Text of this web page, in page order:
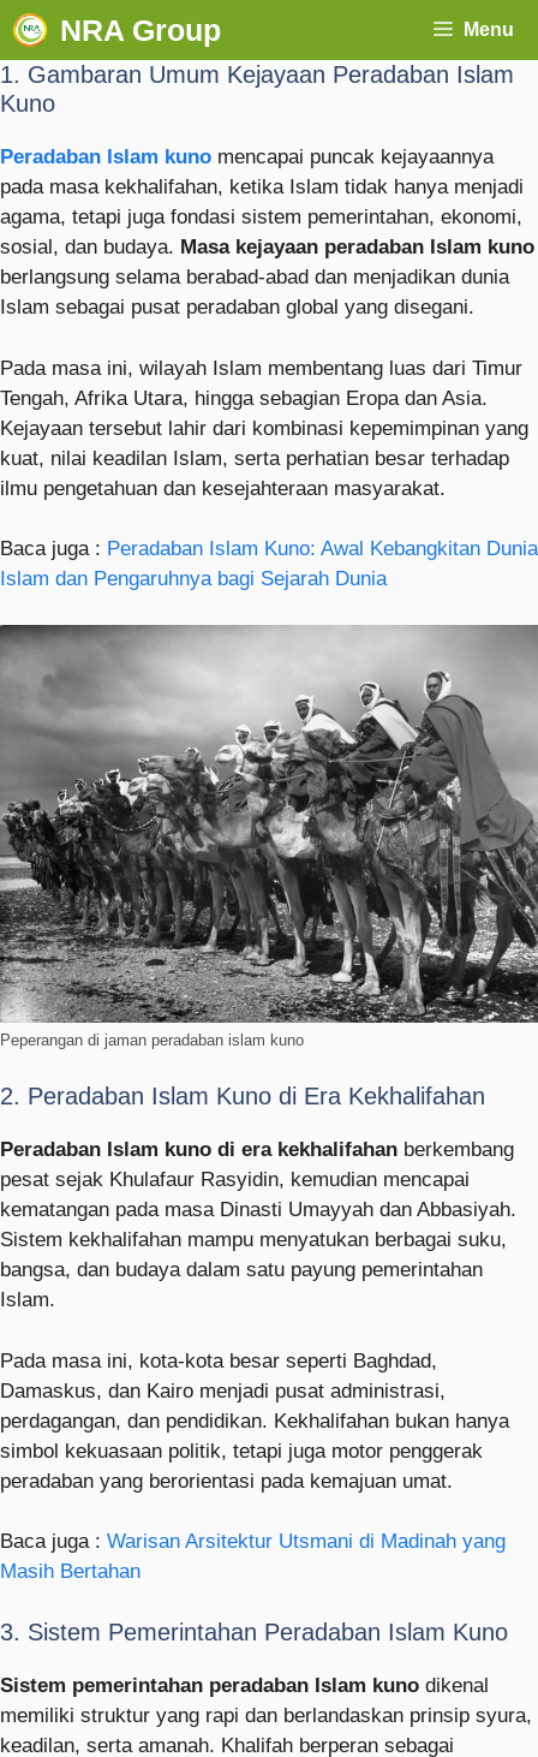
NRA Group Menu
1. Gambaran Umum Kejayaan Peradaban Islam
Kuno
Peradaban Islam kuno mencapai puncak kejayaannya
pada masa kekhalifahan, ketika Islam tidak hanya menjadi
agama, tetapi juga fondasi sistem pemerintahan, ekonomi,
sosial, dan budaya. Masa kejayaan peradaban Islam kuno
berlangsung selama berabad-abad dan menjadikan dunia
Islam sebagai pusat peradaban global yang disegani.
Pada masa ini, wilayah Islam membentang luas dari Timur
Tengah, Afrika Utara, hingga sebagian Eropa dan Asia.
Kejayaan tersebut lahir dari kombinasi kepemimpinan yang
kuat, nilai keadilan Islam, serta perhatian besar terhadap
ilmu pengetahuan dan kesejahteraan masyarakat.
Baca juga : Peradaban Islam Kuno: Awal Kebangkitan Dunia
Islam dan Pengaruhnya bagi Sejarah Dunia
Peperangan di jaman peradaban islam kuno
2. Peradaban Islam Kuno di Era Kekhalifahan
Peradaban Islam kuno di era kekhalifahan berkembang
pesat sejak Khulafaur Rasyidin, kemudian mencapai
kematangan pada masa Dinasti Umayyah dan Abbasiyah.
Sistem kekhalifahan mampu menyatukan berbagai suku,
bangsa, dan budaya dalam satu payung pemerintahan
Islam.
Pada masa ini, kota-kota besar seperti Baghdad,
Damaskus, dan Kairo menjadi pusat administrasi,
perdagangan, dan pendidikan. Kekhalifahan bukan hanya
simbol kekuasaan politik, tetapi juga motor penggerak
peradaban yang berorientasi pada kemajuan umat.
Baca juga : Warisan Arsitektur Utsmani di Madinah yang
Masih Bertahan
3. Sistem Pemerintahan Peradaban Islam Kuno
Sistem pemerintahan peradaban Islam kuno dikenal
memiliki struktur yang rapi dan berlandaskan prinsip syura,
keadilan, serta amanah. Khalifah berperan sebagai